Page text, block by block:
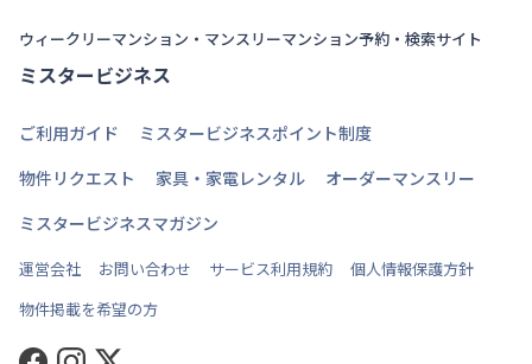
ウィークリーマンション・マンスリーマンション予約・検索サイト
ミスタービジネス
ご利用ガイド
ミスタービジネスポイント制度
物件リクエスト
家具・家電レンタル
オーダーマンスリー
ミスタービジネスマガジン
運営会社 お問い合わせ サービス利用規約
個人情報保護方針
物件掲載を希望の方